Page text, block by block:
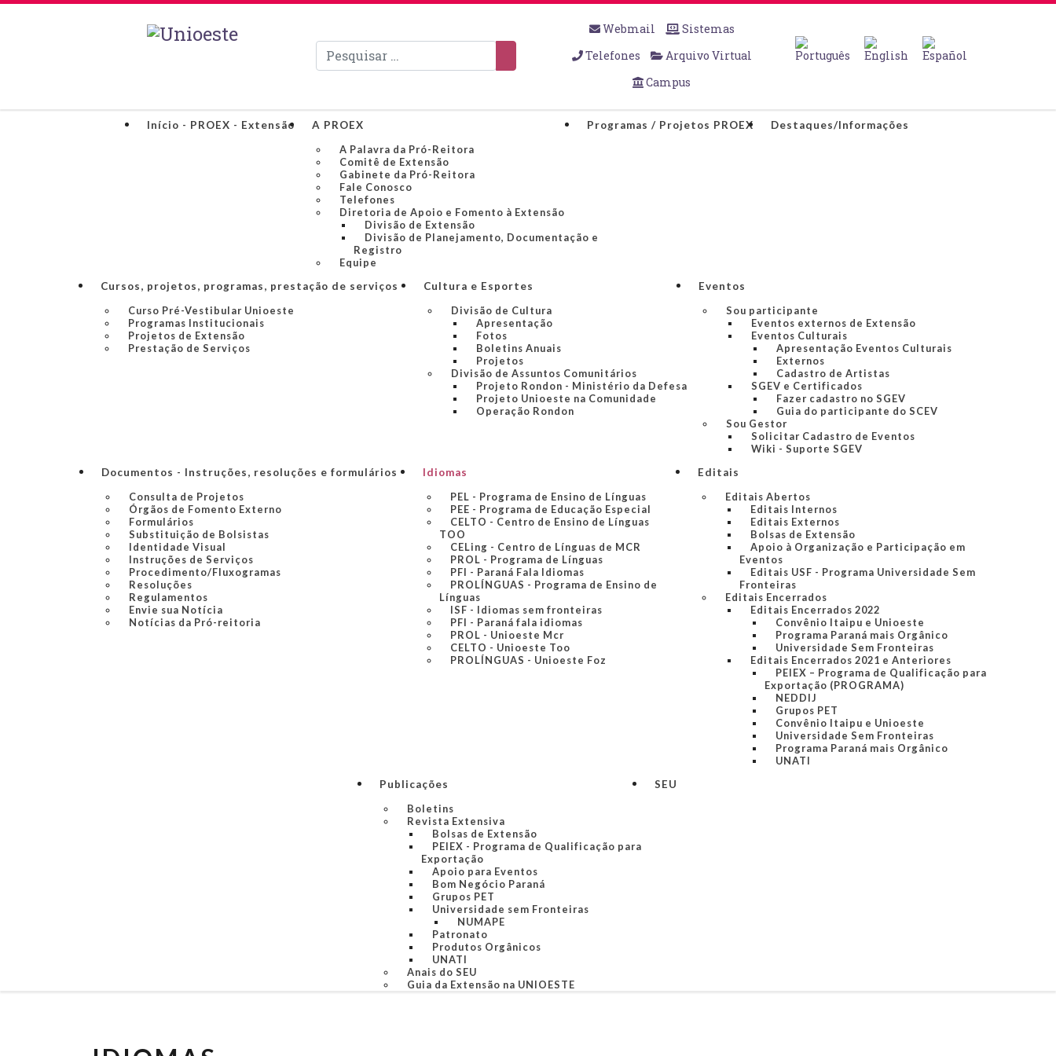
Pesquisar
Webmail
Sistemas
Telefones
Arquivo Virtual
Campus
Início - PROEX - Extensão
A PROEX
A Palavra da Pró-Reitora
Comitê de Extensão
Gabinete da Pró-Reitora
Fale Conosco
Telefones
Diretoria de Apoio e Fomento à Extensão
Divisão de Extensão
Divisão de Planejamento, Documentação e
Registro
Equipe
Programas / Projetos PROEX Destaques/Informações
Cursos, projetos, programas, prestação de serviços
Curso Pré-Vestibular Unioeste
Programas Institucionais
Projetos de Extensão
Prestação de Serviços
Cultura e Esportes
Divisão de Cultura
Apresentação
Fotos
Boletins Anuais
Projetos
Divisão de Assuntos Comunitários
Projeto Rondon - Ministério da Defesa
Projeto Unioeste na Comunidade
Operação Rondon
Eventos
Sou participante
Eventos externos de Extensão
Eventos Culturais
Apresentação Eventos Culturais
Externos
Cadastro de Artistas
SGEV e Certificados
Fazer cadastro no SGEV
Guia do participante do SCEV
Sou Gestor
Solicitar Cadastro de Eventos
Wiki - Suporte SGEV
Documentos - Instruções, resoluções e formulários
Consulta de Projetos
Órgãos de Fomento Externo
Formulários
Substituição de Bolsistas
Identidade Visual
Instruções de Serviços
Procedimento/Fluxogramas
Resoluções
Regulamentos
Envie sua Notícia
Notícias da Pró-reitoria
Idiomas
PEL - Programa de Ensino de Línguas
PEE - Programa de Educação Especial
CELTO - Centro de Ensino de Línguas
TOO
CELing - Centro de Línguas de MCR
PROL - Programa de Línguas
PFI - Paraná Fala Idiomas
PROLÍNGUAS - Programa de Ensino de
Línguas
ISF - Idiomas sem fronteiras
PFI - Paraná fala idiomas
PROL - Unioeste Mcr
CELTO - Unioeste Too
PROLÍNGUAS - Unioeste Foz
Editais
Editais Abertos
Editais Internos
Editais Externos
Bolsas de Extensão
Apoio à Organização e Participação em
Eventos
Editais USF - Programa Universidade Sem
Fronteiras
Editais Encerrados
Editais Encerrados 2022
Convênio Itaipu e Unioeste
Programa Paraná mais Orgânico
Universidade Sem Fronteiras
Editais Encerrados 2021 e Anteriores
PEIEX – Programa de Qualificação para
Exportação (PROGRAMA)
NEDDIJ
Grupos PET
Convênio Itaipu e Unioeste
Universidade Sem Fronteiras
Programa Paraná mais Orgânico
UNATI
Publicações
Boletins
Revista Extensiva
Bolsas de Extensão
PEIEX - Programa de Qualificação para
Exportação
Apoio para Eventos
Bom Negócio Paraná
Grupos PET
Universidade sem Fronteiras
NUMAPE
Patronato
Produtos Orgânicos
UNATI
Anais do SEU
Guia da Extensão na UNIOESTE
SEU